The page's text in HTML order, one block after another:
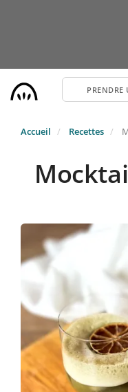
PRENDRE
Accueil Recettes